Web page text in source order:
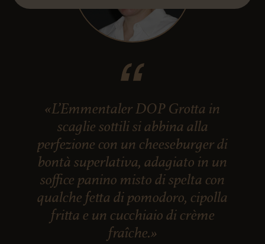
«L’Emmentaler DOP Grotta in
scaglie sottili si abbina alla
perfezione con un cheeseburger di
bontà superlativa, adagiato in un
soffice panino misto di spelta con
qualche fetta di pomodoro, cipolla
fritta e un cucchiaio di crème
fraîche.»